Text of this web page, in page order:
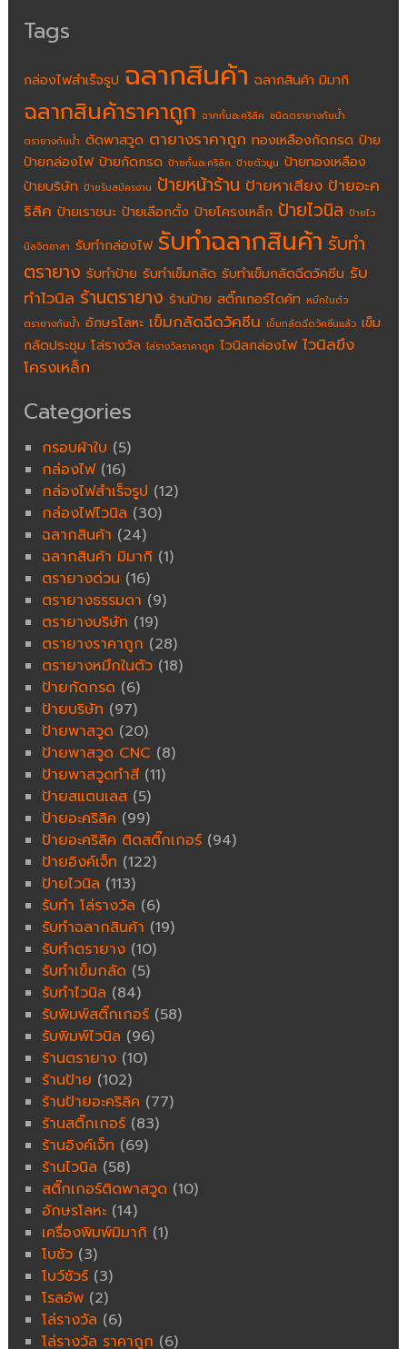
Tags
กล่องไฟสำเร็จรูป ฉลากสินค้า ฉลากสินค้า มิมากิ
ฉลากสินค้าราคาถูก ฉากกั้นอะคริลิค ชนิดตรายางกันน้ำ
ตรายางกันน้ำ ตัดพาสวูด ตายางราคาถูก ทองเหลืองกัดกรด ป้าย
ป้ายกล่องไฟ ป้ายกัดกรด ป้ายกั้นอะคริลิค ป้ายตัวนูน ป้ายทองเหลือง
ป้ายบริษัท ป้ายรับสมัครงาน ป้ายหน้าร้าน ป้ายหาเสียง ป้ายอะค
ริลิค ป้ายเราชนะ ป้ายเลือกตั้ง ป้ายโครงเหล็ก ป้ายไวนิล ป้ายไว
นิลจิตอาสา รับทำกล่องไฟ รับทำฉลากสินค้า รับทำ
ตรายาง รับทำป้าย รับทำเข็มกลัด รับทำเข็มกลัดฉีดวัคซีน รับ
ทำไวนิล ร้านตรายาง ร้านป้าย สติ๊กเกอร์ไดคัท หมึกในตัว
ตรายางกันน้ำ อักษรโลหะ เข็มกลัดฉีดวัคซีน เข็มกลัดฉีดวัคซีนแล้ว เข็ม
กลัดประชุม โล่รางวัล โล่รางวัลราคาถูก ไวนิลกล่องไฟ ไวนิลขึง
โครงเหล็ก
Categories
กรอบผ้าใบ (5)
กล่องไฟ(16)
กล่องไฟสำเร็จรูป (12)
กล่องไฟไวนิล (30)
ฉลากสินค้า (24)
ฉลากสินค้า มิมากิ (1)
ตรายางด่วน (16)
ตรายางธรรมดา (9)
ตรายางบริษัท (19)
ตรายางราคาถูก (28)
ตรายางหมึกในตัว (18)
ป้ายกัดกรด (6)
ป้ายบริษัท (97)
ป้ายพาสวูด (20)
ป้ายพาสวูด CNC (8)
ป้ายพาสวูดทำสี (11)
ป้ายสแตนเลส (5)
ป้ายอะคริลิค (99)
ป้ายอะคริลิค ติดสติ๊กเกอร์ (94)
ป้ายอิงค์เจ็ท (122)
ป้ายไวนิล (113)
รับทำ โล่รางวัล (6)
รับทำฉลากสินค้า (19)
รับทำตรายาง (10)
รับทำเข็มกลัด (5)
รับทำไวนิล (84)
รับพิมพ์สติ๊กเกอร์ (58)
รับพิมพ์ไวนิล (96)
ร้านตรายาง (10)
ร้านป้าย (102)
ร้านป้ายอะคริลิค (77)
ร้านสติ๊กเกอร์ (83)
ร้านอิงค์เจ็ท (69)
ร้านไวนิล (58)
สติ๊กเกอร์ติดพาสวูด (10)
อักษรโลหะ (14)
เครื่องพิมพ์มิมากิ (1)
โบชัว (3)
โบว์ชัวร์ (3)
โรลอัพ (2)
โล่รางวัล (6)
โล่รางวัล ราคาถูก (6)